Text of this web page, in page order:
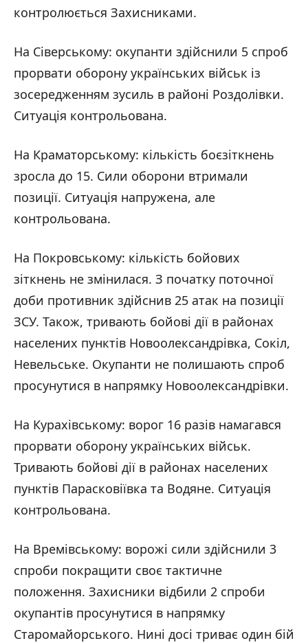
контролюється Захисниками.
На Сіверському: окупанти здійснили 5 спроб
прорвати оборону українських військ із
зосередженням зусиль в районі Роздолівки.
Ситуація контрольована.
На Краматорському: кількість боєзіткнень
зросла до 15. Сили оборони втримали
позиції. Ситуація напружена, але
контрольована.
На Покровському: кількість бойових
зіткнень не змінилася. З початку поточної
доби противник здійснив 25 атак на позиції
ЗСУ. Також, тривають бойові дії в районах
населених пунктів Новоолександрівка, Сокіл,
Невельське. Окупанти не полишають спроб
просунутися в напрямку Новоолександрівки.
На Курахівському: ворог 16 разів намагався
прорвати оборону українських військ.
Тривають бойові дії в районах населених
пунктів Парасковіївка та Водяне. Ситуація
контрольована.
На Времівському: ворожі сили здійснили 3
спроби покращити своє тактичне
положення. Захисники відбили 2 спроби
окупантів просунутися в напрямку
Старомайорського. Нині досі триває один бій